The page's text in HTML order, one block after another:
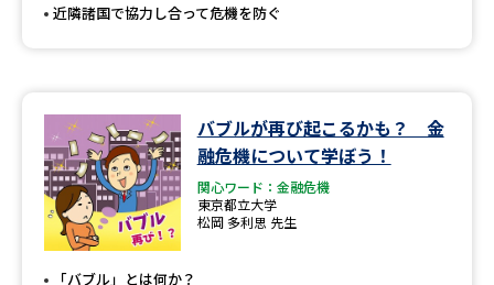
SELFBRAND特集ページ
オープンキャンパス検索 実施プログラムから探す
来場型・Web型イベント特集 夢ナビライブ
受験準備
近隣諸国で協力し合って危機を防ぐ
バブルが再び起こるかも？ 金
融危機について学ぼう！
関心ワード：金融危機
東京都立大学
松岡 多利思 先生
「バブル」とは何か？